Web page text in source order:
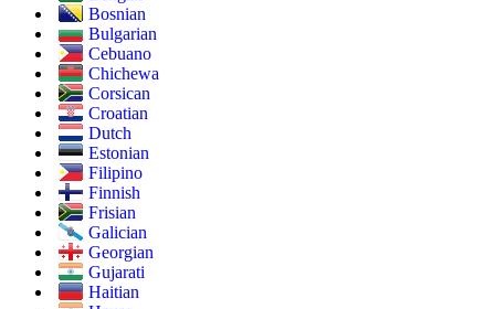
Bosnian
Bulgarian
Cebuano
Chichewa
Corsican
Croatian
Dutch
Estonian
Filipino
Finnish
Frisian
Galician
Georgian
Gujarati
Haitian